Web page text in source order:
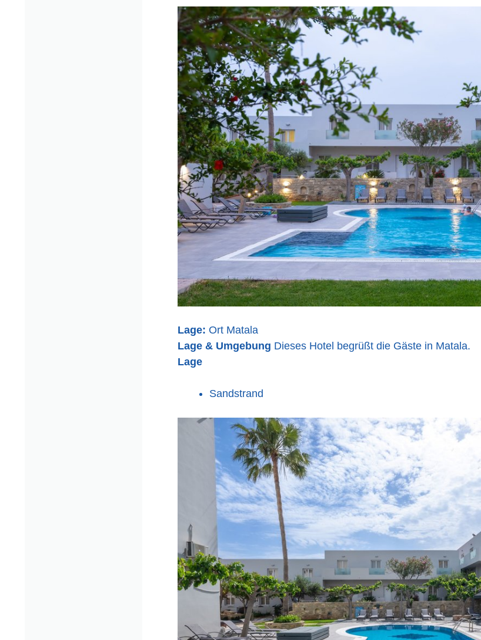
Lage: Ort Matala
Lage & Umgebung Dieses Hotel begrüßt die Gäste in Matala.
Lage
Sandstrand